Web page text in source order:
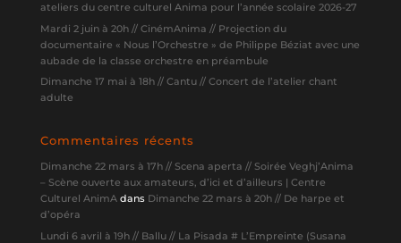
ateliers du centre culturel Anima pour l’année scolaire 2026-27
Mardi 2 juin à 20h // CinémAnima // Projection du
documentaire « Nous l’Orchestre » de Philippe Béziat avec une
aubade de la classe orchestre en préambule
Dimanche 17 mai à 18h // Cantu // Concert de l’atelier chant
adulte
Commentaires récents
Dimanche 22 mars à 17h // Scena aperta // Soirée Veghj’Anima
– Scène ouverte aux amateurs, d’ici et d’ailleurs | Centre
Culturel AnimAdans Dimanche 22 mars à 20h // De harpe et
d’opéra
Lundi 6 avril à 19h // Ballu // La Pisada # L’Empreinte (Susana